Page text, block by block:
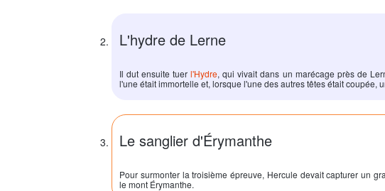
L'hydre de Lerne
Il dut ensuite tuerl'Hydre, qui vivait dans un marécage près de
l'une était immortelle et, lorsque l'une des autres têtes était coupée,
Le sanglier d'Érymanthe
Pour surmonter la troisième épreuve, Hercule devait capturer un
le mont Érymanthe.